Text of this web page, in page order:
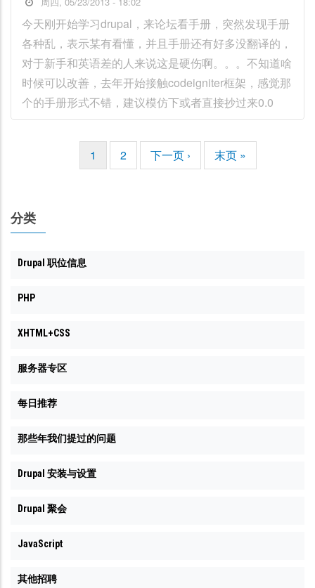
今天刚开始学习drupal，来论坛看手册，突然发现手册
各种乱，表示某有看懂，并且手册还有好多没翻译的，
对于新手和英语差的人来说这是硬伤啊。。。不知道啥
时候可以改善，去年开始接触codeigniter框架，感觉那
个的手册形式不错，建议模仿下或者直接抄过来0.0
当
前
1
页
面
2
下
一
下一页 ›
末
页
末页 »
分类
Drupal 职位信息
PHP
XHTML+CSS
服务器专区
每日推荐
那些年我们提过的问题
Drupal 安装与设置
Drupal 聚会
JavaScript
其他招聘